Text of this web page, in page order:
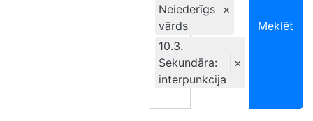
Neiederīgs
vārds
×
10.3.
Sekundāra:
interpunkcija
×
Meklēt